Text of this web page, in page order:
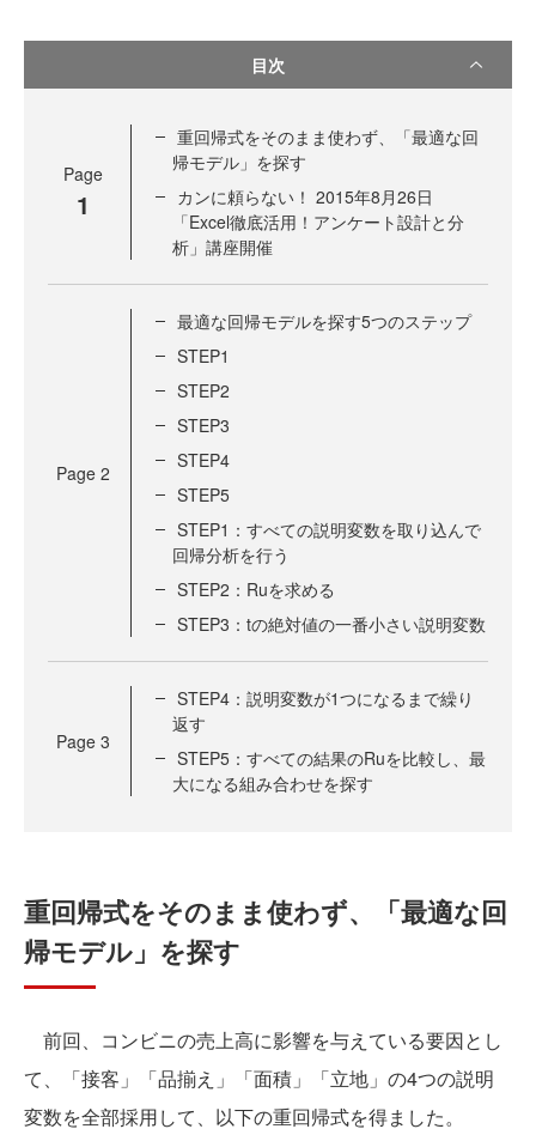
目次
Page
1
重回帰式をそのまま使わず、「最適な回
帰モデル」を探す
カンに頼らない！ 2015年8月26日
「Excel徹底活用！アンケート設計と分
析」講座開催
Page 2
最適な回帰モデルを探す5つのステップ
STEP1
STEP2
STEP3
STEP4
STEP5
STEP1：すべての説明変数を取り込んで
回帰分析を行う
STEP2：Ruを求める
STEP3：tの絶対値の一番小さい説明変数
Page 3
STEP4：説明変数が1つになるまで繰り
返す
STEP5：すべての結果のRuを比較し、最
大になる組み合わせを探す
重回帰式をそのまま使わず、「最適な回
帰モデル」を探す
前回、コンビニの売上高に影響を与えている要因とし
て、「接客」「品揃え」「面積」「立地」の4つの説明
変数を全部採用して、以下の重回帰式を得ました。